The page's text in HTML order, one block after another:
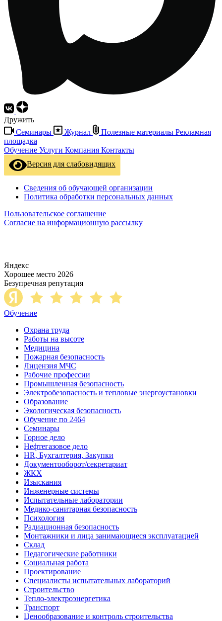
Дружить
Семинары
Журнал Полезные материалы Рекламная
площадка
Обучение Услуги Компания Контакты
Версия для слабовидящих
Сведения об обучающей организации
Политика обработки персональных данных
Пользовательское соглашение
Согласие на информационную рассылку
Яндекс
Хорошее место 2026
Безупречная репутация
Обучение
Охрана труда
Работы на высоте
Медицина
Пожарная безопасность
Лицензия МЧС
Рабочие профессии
Промышленная безопасность
Электробезопасность и тепловые энергоустановки
Образование
Экологическая безопасность
Обучение по 2464
Семинары
Горное дело
Нефтегазовое дело
HR, Бухгалтерия, Закупки
Документооборот/секретариат
ЖКХ
Изыскания
Инженерные системы
Испытательные лаборатории
Медико-санитарная безопасность
Психология
Радиационная безопасность
Монтажники и лица занимающиеся эксплуатацией
Склад
Педагогические работники
Социальная работа
Проектирование
Специалисты испытательных лабораторий
Строительство
Тепло-электроэнергетика
Транспорт
Ценообразование и контроль строительства